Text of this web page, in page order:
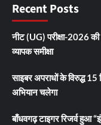
Recent Posts
नीट (UG) परीक्षा-2026 की
व्यापक समीक्षा
साइबर अपराधों के विरुद्ध
अभियान चलेगा
बाँधवगढ़ टाइगर रिजर्व हुआ